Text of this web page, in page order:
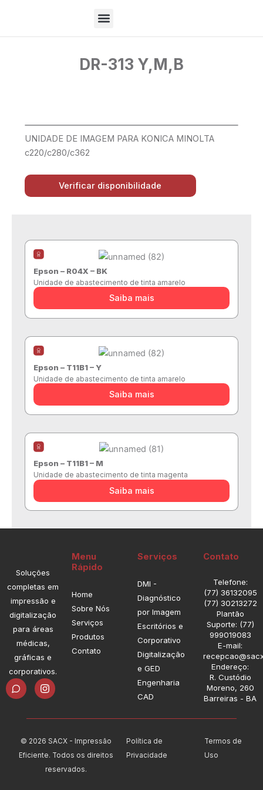
o
DR-313 Y,M,B
UNIDADE DE IMAGEM PARA KONICA MINOLTA
c220/c280/c362
Verificar disponibilidade
Epson – R04X – BK
Unidade de abastecimento de tinta amarelo
Saiba mais
Epson – T11B1 – Y
Unidade de abastecimento de tinta amarelo
Saiba mais
Epson – T11B1 – M
Unidade de abastecimento de tinta magenta
Saiba mais
Soluções
completas em
impressão e
digitalização
para áreas
médicas,
gráficas e
corporativos.
I
n
s
a
r
a
Menu
Rápido
Home
Sobre Nós
Serviços
Produtos
Contato
Serviços
DMI -
Diagnóstico
por Imagem
Escritórios e
Corporativo
Digitalização
e GED
Engenharia
CAD
Contato
Telefone:
(77) 36132095
(77) 30213272
Plantão
Suporte: (77)
999019083
E-mail:
Endereço:
R. Custódio
Moreno, 260
Barreiras - BA
© 2026 SACX - Impressão
Eficiente. Todos os direitos
reservados.
Política de
Privacidade
Termos de
Uso